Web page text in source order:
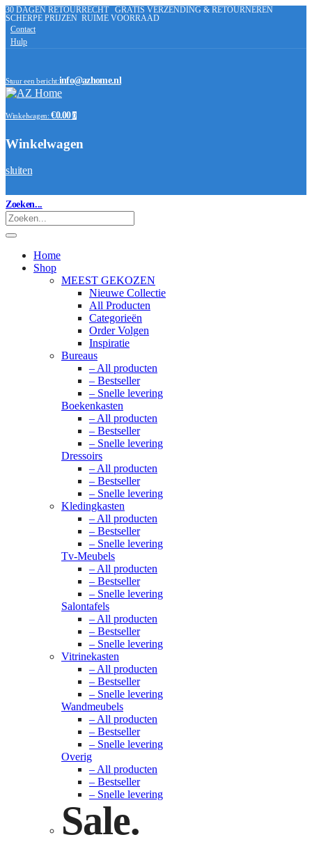
30 DAGEN RETOURRECHT GRATIS VERZENDING & RETOURNEREN
SCHERPE PRIJZEN RUIME VOORRAAD
Contact
Hulp
Stuur een bericht:info@azhome.nl
Winkelwagen: €0.00 0
Winkelwagen
sluiten
Zoeken...
Home
Shop
MEEST GEKOZEN
Nieuwe Collectie
All Producten
Categorieën
Order Volgen
Inspiratie
Bureaus
– All producten
– Bestseller
– Snelle levering
Boekenkasten
– All producten
– Bestseller
– Snelle levering
Dressoirs
– All producten
– Bestseller
– Snelle levering
Kledingkasten
– All producten
– Bestseller
– Snelle levering
Tv-Meubels
– All producten
– Bestseller
– Snelle levering
Salontafels
– All producten
– Bestseller
– Snelle levering
Vitrinekasten
– All producten
– Bestseller
– Snelle levering
Wandmeubels
– All producten
– Bestseller
– Snelle levering
Overig
– All producten
– Bestseller
– Snelle levering
Sale.